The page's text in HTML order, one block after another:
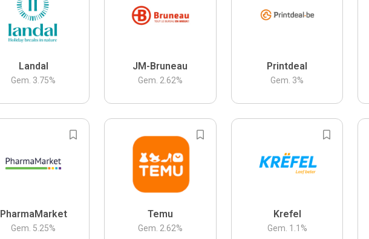
Landal
Gem. 3.75%
JM-Bruneau
Gem. 2.62%
Printdeal
Gem. 3%
PharmaMarket
Gem. 5.25%
Temu
Gem. 2.62%
Krefel
Gem. 1.1 %